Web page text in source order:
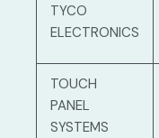
TYCO
ELECTRONICS
TOUCH
PANEL
SYSTEMS